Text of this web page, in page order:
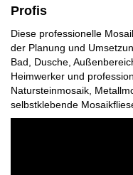
Profis
Diese professionelle
der Planung und
Bad, Dusche,
Heimwerker und
Natursteinmosaik,
selbstklebende